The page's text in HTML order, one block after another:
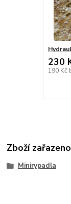
230
190 Kč
Zboží
Minirypadla